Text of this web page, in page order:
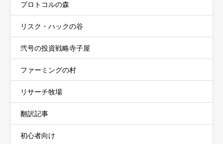
プロトコルの森
リスク・ハックの谷
弐号の投資戦略寺子屋
ファーミングの村
リサーチ牧場
翻訳記事
初心者向け